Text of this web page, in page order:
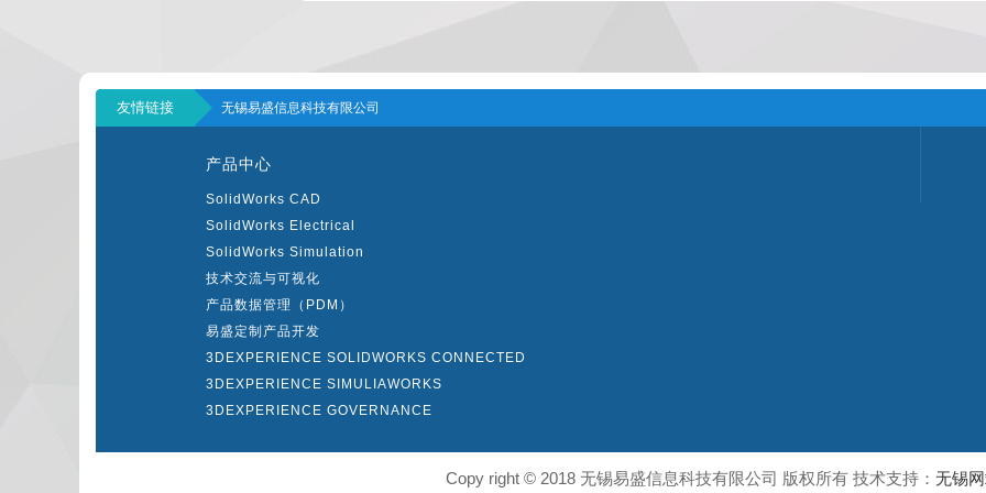
友情链接 无锡易盛信息科技有限公司
产品中心
SolidWorks CAD
SolidWorks Electrical
SolidWorks Simulation
技术交流与可视化
产品数据管理（PDM）
易盛定制产品开发
3DEXPERIENCE SOLIDWORKS CONNECTED
3DEXPERIENCE SIMULIAWORKS
3DEXPERIENCE GOVERNANCE
Copy right © 2018 无锡易盛信息科技有限公司 版权所有 技术支持： 无锡